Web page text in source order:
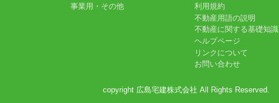
事業用・その他
利用規約
不動産用語の説明
不動産に関する基礎知識
ヘルプページ
リンクについて
お問い合わせ
copyright 広島宅建株式会社 All Rights Reserved.